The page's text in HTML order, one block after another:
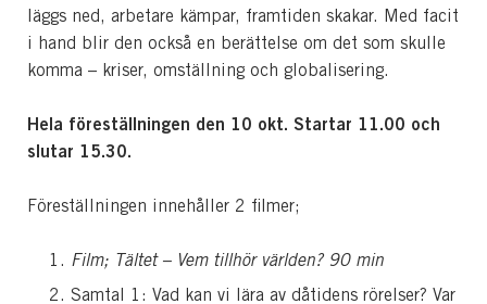
läggs ned, arbetare kämpar, framtiden skakar. Med facit
i hand blir den också en berättelse om det som skulle
komma – kriser, omställning och globalisering.
Hela föreställningen den 10 okt. Startar 11.00 och
slutar 15.30.
Föreställningen innehåller 2 filmer;
Film; Tältet – Vem tillhör världen? 90 min
Samtal 1: Vad kan vi lära av dåtidens rörelser? Var